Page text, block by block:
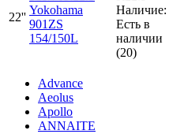
22''
Yokohama
901ZS
154/150L
Наличие:
Есть в
наличии
(20)
Advance
Aeolus
Apollo
ANNAITE